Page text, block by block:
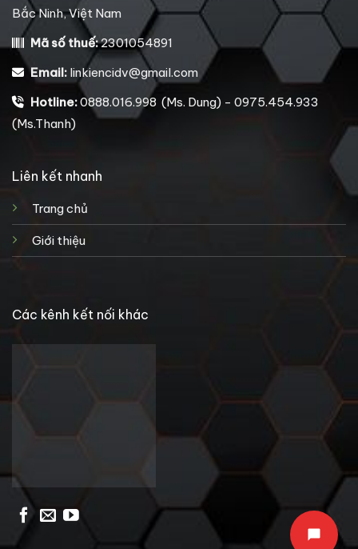
Bắc Ninh, Việt Nam
Mã số thuế:2301054891
Email: linkiencidv@gmail.com
Hotline:0888.016.998 (Ms. Dung) - 0975.454.933
(Ms.Thanh)
Liên kết nhanh
Trang chủ
Giới thiệu
Các kênh kết nối khác